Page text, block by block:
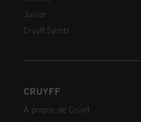
Junior
Cruyff Sports
CRUYFF
À propos de Cruyff